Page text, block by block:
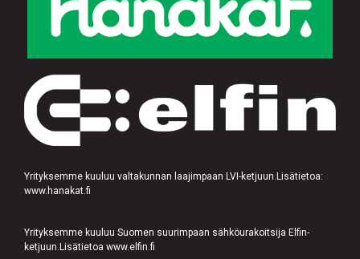
Yrityksemme kuuluu valtakunnan laajimpaan LVI-ketjuun.Lisätietoa:
www.hanakat.fi
Yrityksemme kuuluu Suomen suurimpaan sähköurakoitsija Elfin-
ketjuun.Lisätietoa www.elfin.fi